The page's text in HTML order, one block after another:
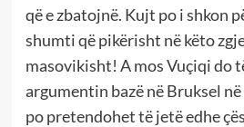
që e zbatojnë. Kujt po i shkon
shumti që pikërisht në këto
masovikisht! A mos Vuçiqi do
argumentin bazë në Bruksel
po pretendohet të jetë edhe